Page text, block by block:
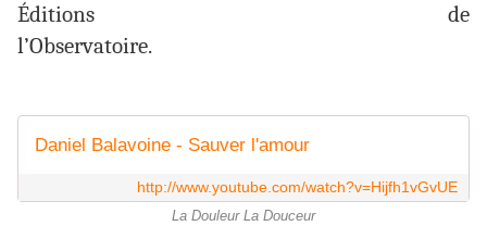
Éditions de
l’Observatoire.
Daniel Balavoine - Sauver l'amour
http://www.youtube.com/watch?v=Hijfh1vGvUE
La Douleur La Douceur